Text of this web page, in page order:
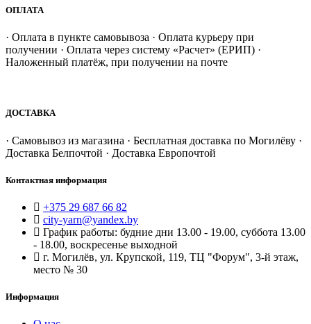
ОПЛАТА
· Оплата в пункте самовывоза · Оплата курьеру при
получении · Оплата через систему «Расчет» (ЕРИП) ·
Наложенный платёж, при получении на почте
ДОСТАВКА
· Самовывоз из магазина · Бесплатная доставка по Могилёву ·
Доставка Белпочтой · Доставка Европочтой
Контактная информация
+375 29 687 66 82
city-yarn@yandex.by
График работы: будние дни 13.00 - 19.00, суббота 13.00
- 18.00, воскресенье выходной
г. Могилёв, ул. Крупской, 119, ТЦ "Форум", 3-й этаж,
место № 30
Информация